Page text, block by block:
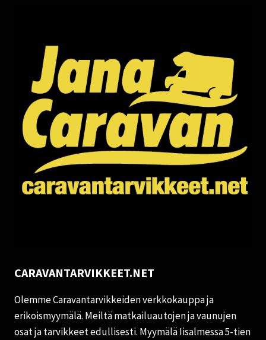
CARAVANTARVIKKEET.NET
Olemme Caravantarvikkeiden verkkokauppa ja
erikoismyymälä. Meiltä matkailuautojen ja vaunujen
osat ja tarvikkeet edullisesti. Myymälä Iisalmessa 5-tien